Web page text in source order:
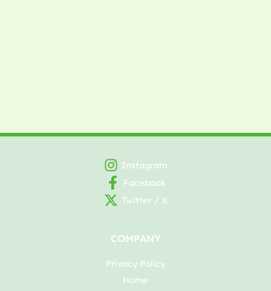
Instagram
Facebook
Twitter / X
COMPANY
Privacy Policy
Home